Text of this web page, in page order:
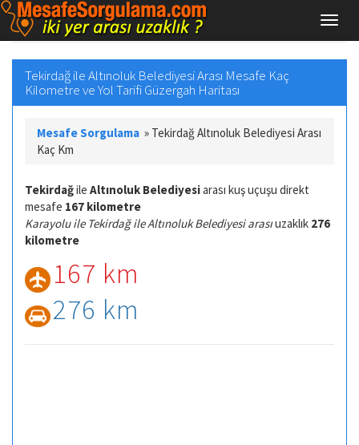
Tekirdağ ile Altınoluk Belediyesi Arası Mesafe Kaç
Kilometre ve Yol Tarifi Güzergah Haritası
Mesafe Sorgulama » Tekirdağ Altınoluk Belediyesi Arası
Kaç Km
Tekirdağile Altınoluk Belediyesiarası kuş uçuşu direkt
mesafe 167 kilometre
Karayolu ile Tekirdağ ile Altınoluk Belediyesi arasıuzaklık 276
kilometre
167 km
276 km